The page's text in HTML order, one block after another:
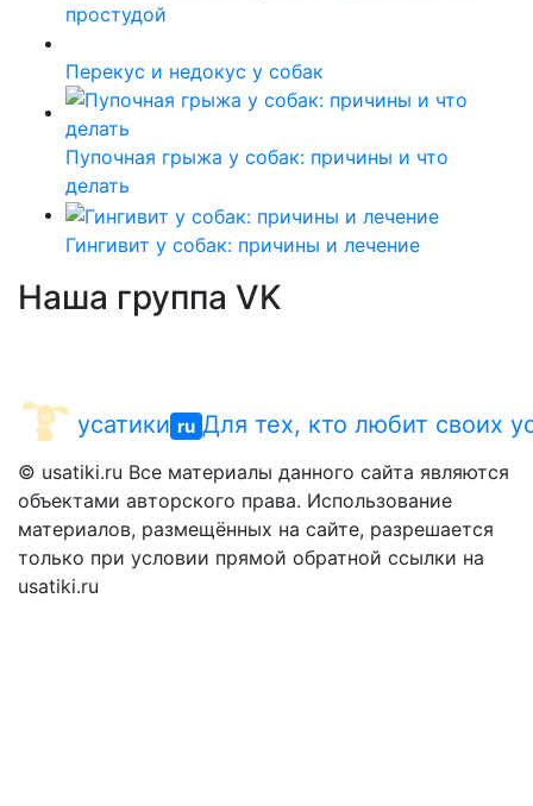
простудой
Перекус и недокус у собак
Пупочная грыжа у собак: причины и что
делать
Гингивит у собак: причины и лечение
Наша группа VK
усатики ru Для тех, кто любит своих
© usatiki.ru Все материалы данного сайта являются
объектами авторского права. Использование
материалов, размещённых на сайте, разрешается
только при условии прямой обратной ссылки на
usatiki.ru